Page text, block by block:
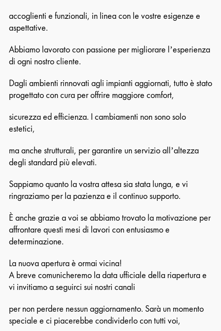
accoglienti e funzionali, in linea con le vostre esigenze e
aspettative.
Abbiamo lavorato con passione per migliorare l’esperienza
di ogni nostro cliente.
Dagli ambienti rinnovati agli impianti aggiornati, tutto è stato
progettato con cura per offrire maggiore comfort,
sicurezza ed efficienza. I cambiamenti non sono solo
estetici,
ma anche strutturali, per garantire un servizio all’altezza
degli standard più elevati.
Sappiamo quanto la vostra attesa sia stata lunga, e vi
ringraziamo per la pazienza e il continuo supporto.
È anche grazie a voi se abbiamo trovato la motivazione per
affrontare questi mesi di lavori con entusiasmo e
determinazione.
La nuova apertura è ormai vicina!
A breve comunicheremo la data ufficiale della riapertura e
vi invitiamo a seguirci sui nostri canali
per non perdere nessun aggiornamento. Sarà un momento
speciale e ci piacerebbe condividerlo con tutti voi,